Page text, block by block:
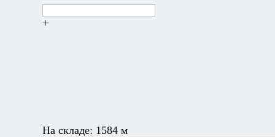
+
На складе: 1584 м